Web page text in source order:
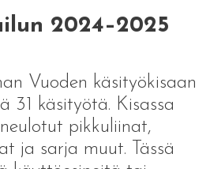
2024–2025
Vuoden käsityökisaan
31 käsityötä. Kisassa
pikkuliinat,
ja sarja muut. Tässä